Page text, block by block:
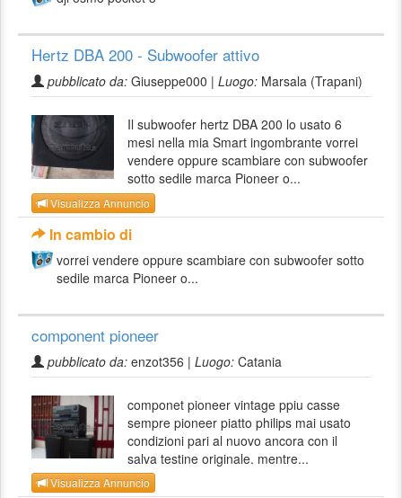
Hertz DBA 200 - Subwoofer attivo
pubblicato da: Giuseppe000 | Luogo: Marsala (Trapani)
Il subwoofer hertz DBA 200 lo usato 6
mesi nella mia Smart ingombrante vorrei
vendere oppure scambiare con subwoofer
sotto sedile marca Pioneer o...
Visualizza Annuncio
In cambio di
vorrei vendere oppure scambiare con subwoofer sotto
sedile marca Pioneer o...
component pioneer
pubblicato da: enzot356 | Luogo: Catania
componet pioneer vintage ppiu casse
sempre pioneer piatto philips mai usato
condizioni pari al nuovo ancora con il
salva testine originale. mentre...
Visualizza Annuncio